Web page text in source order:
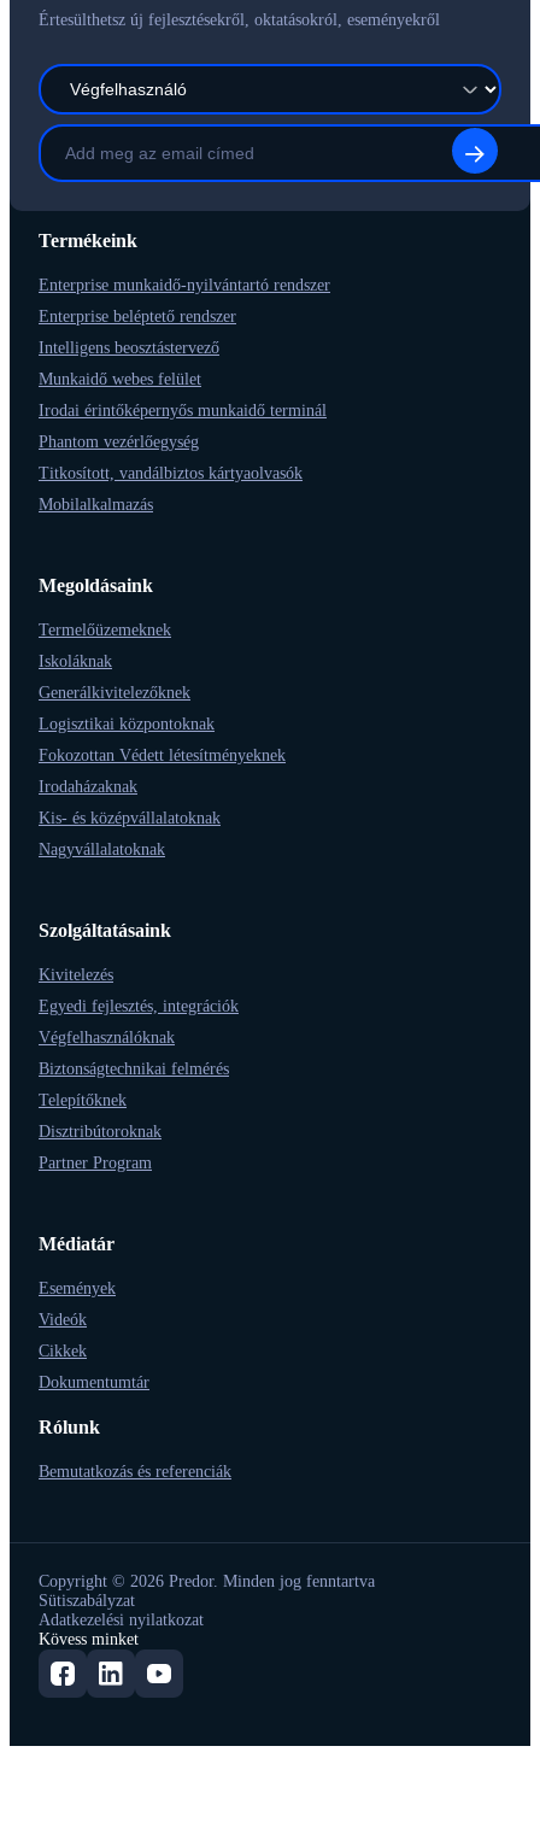
Termékeink
Enterprise munkaidő-nyilvántartó rendszer
Enterprise beléptető rendszer
Intelligens beosztástervező
Munkaidő webes felület
Irodai érintőképernyős munkaidő terminál
Phantom vezérlőegység
Titkosított, vandálbiztos kártyaolvasók
Mobilalkalmazás
Megoldásaink
Termelőüzemeknek
Iskoláknak
Generálkivitelezőknek
Logisztikai központoknak
Fokozottan Védett létesítményeknek
Irodaházaknak
Kis- és középvállalatoknak
Nagyvállalatoknak
Szolgáltatásaink
Kivitelezés
Egyedi fejlesztés, integrációk
Végfelhasználóknak
Biztonságtechnikai felmérés
Telepítőknek
Disztribútoroknak
Partner Program
Médiatár
Események
Videók
Cikkek
Dokumentumtár
Rólunk
Bemutatkozás és referenciák
Értesülthetsz új fejlesztésekről, oktatásokról, eseményekről
Copyright © 2026 Predor. Minden jog fenntartva
Sütiszabályzat
Adatkezelési nyilatkozat
Kövess minket